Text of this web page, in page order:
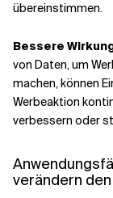
übereinstimmen.
Bessere
von Daten, um
machen, können
Werbeaktion
verbessern oder
verändern